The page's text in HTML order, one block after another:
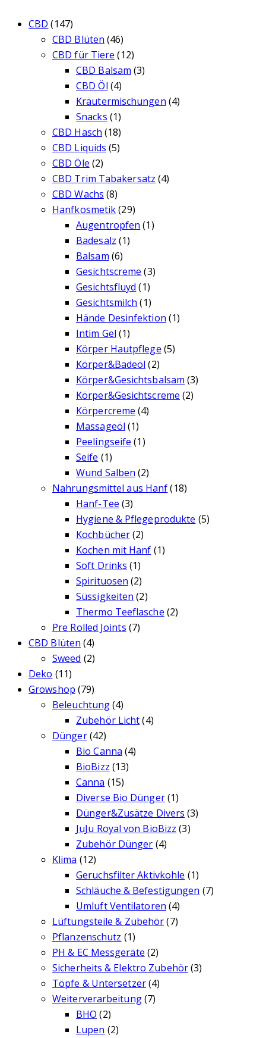
CBD (147)
CBD Blüten (46)
CBD für Tiere (12)
CBD Balsam (3)
CBD Öl (4)
Kräutermischungen (4)
Snacks (1)
CBD Hasch (18)
CBD Liquids (5)
CBD Öle (2)
CBD Trim Tabakersatz (4)
CBD Wachs (8)
Hanfkosmetik(29)
Augentropfen (1)
Badesalz (1)
Balsam (6)
Gesichtscreme (3)
Gesichtsfluyd (1)
Gesichtsmilch (1)
Hände Desinfektion (1)
Intim Gel (1)
Körper Hautpflege (5)
Körper&Badeöl (2)
Körper&Gesichtsbalsam (3)
Körper&Gesichtscreme (2)
Körpercreme (4)
Massageöl (1)
Peelingseife (1)
Seife (1)
Wund Salben (2)
Nahrungsmittel aus Hanf (18)
Hanf-Tee (3)
Hygiene & Pflegeprodukte (5)
Kochbücher(2)
Kochen mit Hanf (1)
Soft Drinks (1)
Spirituosen (2)
Süssigkeiten (2)
Thermo Teeflasche (2)
Pre Rolled Joints (7)
CBD Blüten (4)
Sweed (2)
Deko (11)
Growshop (79)
Beleuchtung(4)
Zubehör Licht (4)
Dünger(42)
Bio Canna (4)
BioBizz (13)
Canna (15)
Diverse Bio Dünger(1)
Dünger&Zusätze Divers (3)
JuJu Royal von BioBizz (3)
Zubehör Dünger (4)
Klima (12)
Geruchsfilter Aktivkohle (1)
Schläuche & Befestigungen (7)
Umluft Ventilatoren (4)
Lüftungsteile & Zubehör (7)
Pflanzenschutz (1)
PH & EC Messgeräte (2)
Sicherheits & Elektro Zubehör(3)
Töpfe & Untersetzer(4)
Weiterverarbeitung(7)
BHO (2)
Lupen (2)